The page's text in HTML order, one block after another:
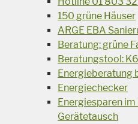
150 grüne Häuser
ARGE EBA
Beratung: grüne
Beratungstool:
Energieberatung
Energiechecker
Energiesparen
Gerätetausch